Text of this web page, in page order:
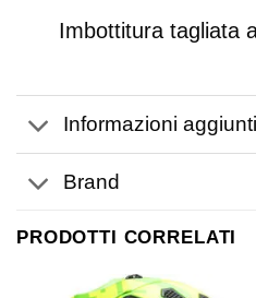
Imbottitura tagliata
Informazioni
Brand
PRODOTTI CORRELATI